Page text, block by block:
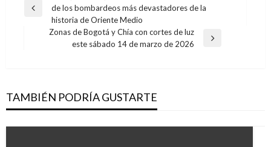
de
entradas
Entrada
anterior
de los bombardeos más devastadores de la
historia de Oriente Medio
Zonas de Bogotá y Chía con cortes de luz
este sábado 14 de marzo de 2026
TAMBIÉN PODRÍA GUSTARTE